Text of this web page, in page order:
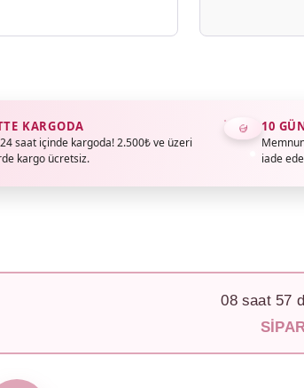
KARGODA
saat içinde kargoda! 2.500₺ ve üzeri
kargo ücretsiz.
10
iade
08saat 57